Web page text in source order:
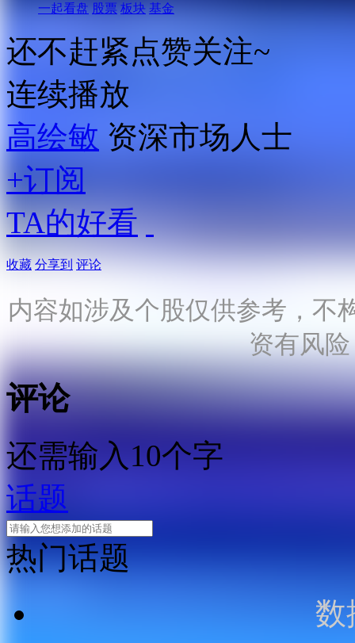
一起看盘 股票 板块 基金
还不赶紧点赞关注~
连续播放
高绘敏 资深市场人士
+订阅
TA的好看
收藏 分享到 评论
内容如涉及个股仅供参考，不
资有风
评论
还需输入10个字
话题
热门话题
数